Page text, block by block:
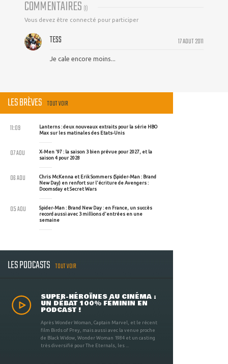
COMMENTAIRES (1)
Vous devez être connecté pour participer
17 AOUT 2011
TESS
Je cale encore moins...
LES BRÈVES TOUT VOIR
Lanterns : deux nouveaux extraits pour la série HBO
Max sur les matinales des Etats-Unis
11:09
X-Men '97 : la saison 3 bien prévue pour 2027, et la
saison 4 pour 2028
07 AOU
Chris McKenna et Erik Sommers (Spider-Man : Brand
New Day) en renfort sur l'écriture de Avengers :
Doomsday et Secret Wars
06 AOU
Spider-Man : Brand New Day : en France, un succès
record aussi avec 3 millions d'entrées en une
semaine
05 AOU
LES PODCASTS TOUT VOIR
SUPER-HÉROÏNES AU CINÉMA :
UN DÉBAT 100% FÉMININ EN
PODCAST !
Après Wonder Woman, Captain Marvel, et le récent
film Birds of Prey, mais aussi avec la venue proche
de Black Widow, Wonder Woman 1984 et un casting
très diversifié pour The Eternals, les ...